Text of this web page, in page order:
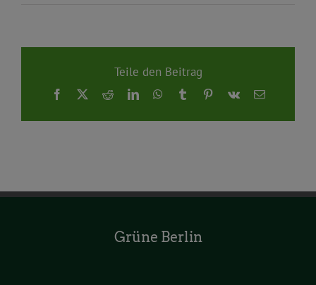
Teile den Beitrag
Facebook
X RedditLinkedInWhatsApp
TumblrPinterest
Vk
E-
Grüne Berlin